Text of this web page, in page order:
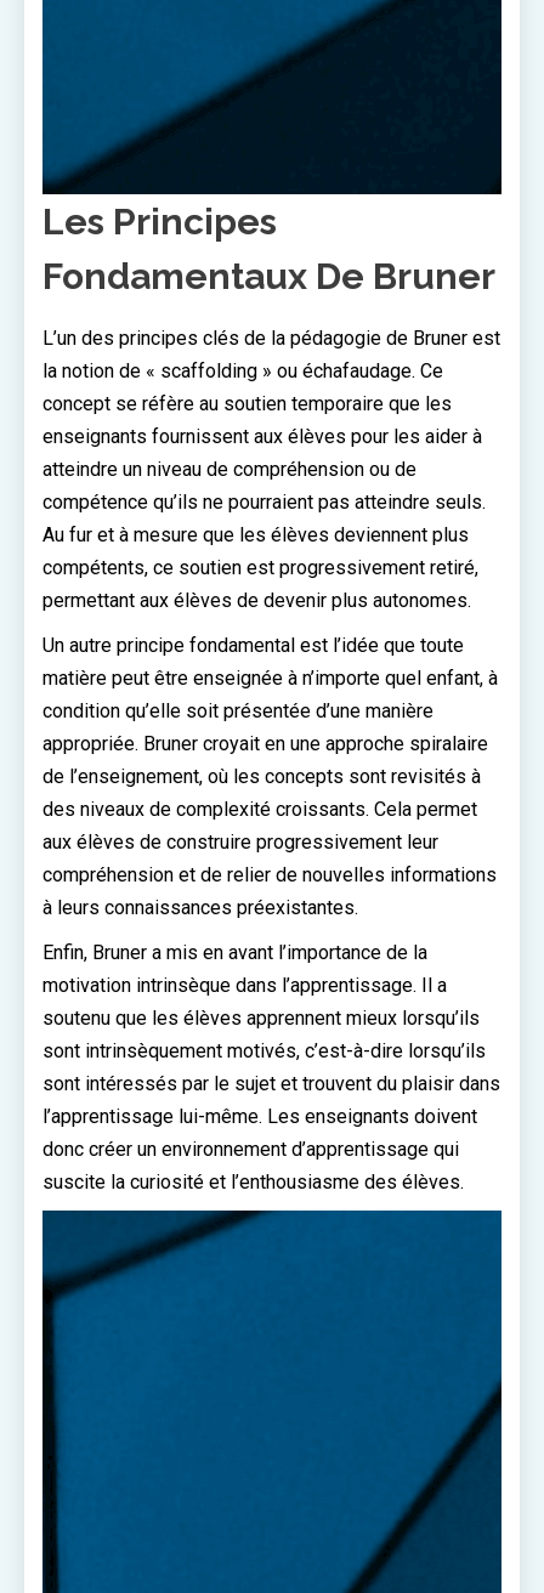
Les Principes
Fondamentaux De Bruner
L’un des principes clés de la pédagogie de Bruner est
la notion de « scaffolding » ou échafaudage. Ce
concept se réfère au soutien temporaire que les
enseignants fournissent aux élèves pour les aider à
atteindre un niveau de compréhension ou de
compétence qu’ils ne pourraient pas atteindre seuls.
Au fur et à mesure que les élèves deviennent plus
compétents, ce soutien est progressivement retiré,
permettant aux élèves de devenir plus autonomes.
Un autre principe fondamental est l’idée que toute
matière peut être enseignée à n’importe quel enfant, à
condition qu’elle soit présentée d’une manière
appropriée. Bruner croyait en une approche spiralaire
de l’enseignement, où les concepts sont revisités à
des niveaux de complexité croissants. Cela permet
aux élèves de construire progressivement leur
compréhension et de relier de nouvelles informations
à leurs connaissances préexistantes.
Enfin, Bruner a mis en avant l’importance de la
motivation intrinsèque dans l’apprentissage. Il a
soutenu que les élèves apprennent mieux lorsqu’ils
sont intrinsèquement motivés, c’est-à-dire lorsqu’ils
sont intéressés par le sujet et trouvent du plaisir dans
l’apprentissage lui-même. Les enseignants doivent
donc créer un environnement d’apprentissage qui
suscite la curiosité et l’enthousiasme des élèves.